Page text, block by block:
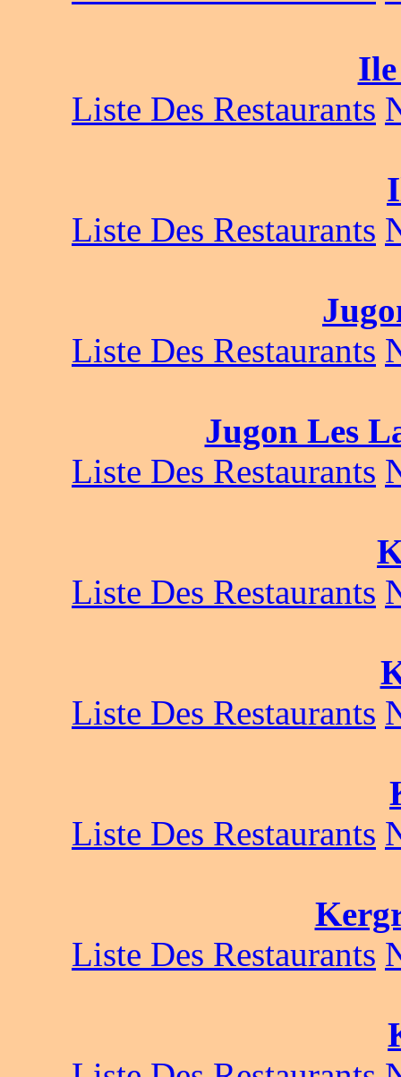
Liste Des Restaurants
Liste Des Restaurants
Liste Des Restaurants
Jugon Les
Liste Des Restaurants
Liste Des Restaurants
Liste Des Restaurants
Liste Des Restaurants
Liste Des Restaurants